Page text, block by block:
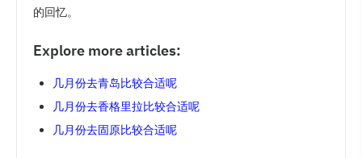
的回忆。
Explore more articles:
几月份去青岛比较合适呢
几月份去香格里拉比较合适呢
几月份去固原比较合适呢